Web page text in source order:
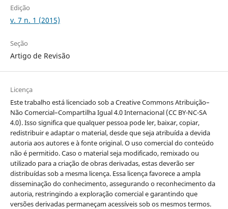
Edição
v. 7 n. 1 (2015)
Seção
Artigo de Revisão
Licença
Este trabalho está licenciado sob a Creative Commons Atribuição–
Não Comercial–Compartilha Igual 4.0 Internacional (CC BY-NC-SA
4.0). Isso significa que qualquer pessoa pode ler, baixar, copiar,
redistribuir e adaptar o material, desde que seja atribuída a devida
autoria aos autores e à fonte original. O uso comercial do conteúdo
não é permitido. Caso o material seja modificado, remixado ou
utilizado para a criação de obras derivadas, estas deverão ser
distribuídas sob a mesma licença. Essa licença favorece a ampla
disseminação do conhecimento, assegurando o reconhecimento da
autoria, restringindo a exploração comercial e garantindo que
versões derivadas permaneçam acessíveis sob os mesmos termos.